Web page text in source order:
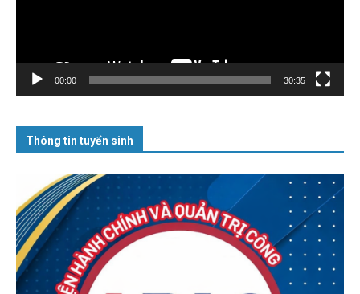
00:00 30:35
Thông tin tuyển sinh